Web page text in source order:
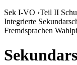
Sek I-VO ›Teil II
Integrierte
Fremdsprachen